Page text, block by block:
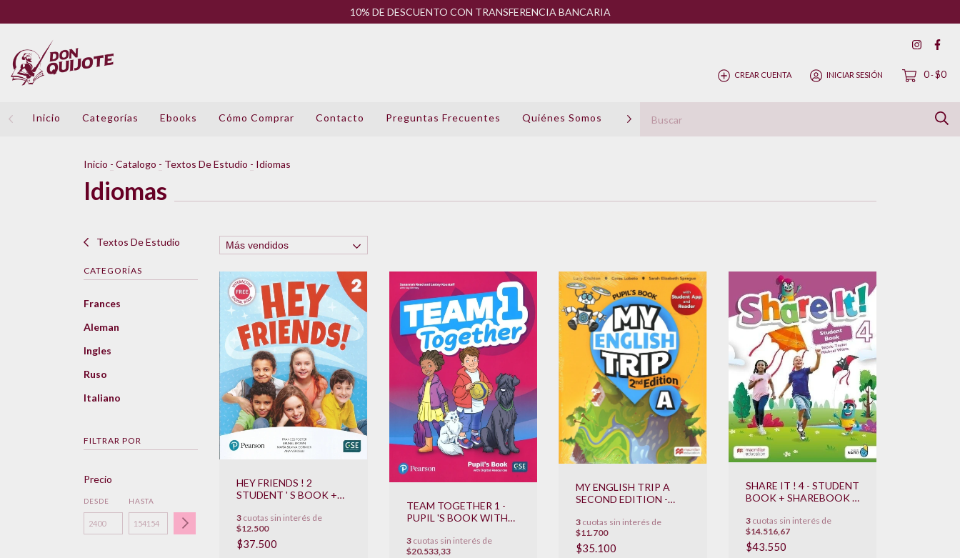
10% DE DESCUENTO CON TRANSFERENCIA BANCARIA
CREAR CUENTA INICIAR SESIÓN 0-$0
Inicio Categorías Ebooks Cómo Comprar Contacto Preguntas Frecuentes Quiénes Somos Política de Devolución
Inicio - Catalogo - Textos De Estudio - Idiomas
Idiomas
Textos De Estudio
CATEGORÍAS
Frances
Aleman
Ingles
Ruso
Italiano
FILTRAR POR
Precio
DESDE HASTA
HEY FRIENDS ! 2
STUDENT ' S BOOK +
**NOVEDAD 2019**
3 cuotas sin interés de
$12.500
$37.500
TEAM TOGETHER 1 -
PUPIL 'S BOOK WITH
**NOVEDAD 2020**
3cuotas sin interés de
$20.533,33
MY ENGLISH TRIP A
SECOND EDITION -
STUDENT APP AND
READER **NOVEDAD
2022**
3 cuotas sin interés de
$11.700
$35.100
SHARE IT ! 4 - STUDENT
BOOK + SHAREBOOK +
2022**
3cuotas sin interés de
$14.516,67
$43.550